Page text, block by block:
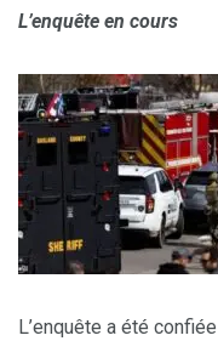
L’enquête en cours
L’enquête a été